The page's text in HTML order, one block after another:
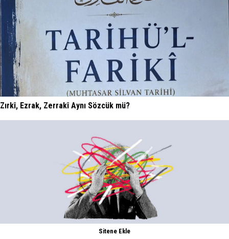
Zırkî, Ezrak, Zerrakî Aynı Sözcük mü?
Sitene Ekle